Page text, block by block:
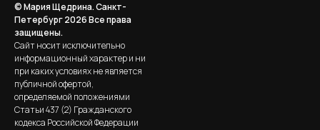
© Мария Щедрина. Санкт-
Петербург 2026Все права
защищены.
Сайт носит исключительно
информационный характер и ни
при каких условиях не является
публичной офертой,
определяемой положениями
Статьи 437 (2) Гражданского
кодекса Российской Федерации